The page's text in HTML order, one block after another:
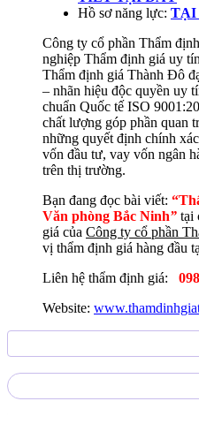
Hồ sơ năng lực: TẠI
Công ty cổ phần Thẩm
nghiệp Thẩm định giá uy
Thẩm định giá Thành Đô
– nhãn hiệu độc quyền uy
chuẩn Quốc tế ISO
chất lượng góp phần quan
những quyết định chính
vốn đầu tư, vay vốn ngân
trên thị trường.
Bạn đang đọc bài viết:
Văn phòng Bắc Ninh” tại
giá của Công ty cổ phần
vị thẩm định giá hàng đầu
Liên hệ thẩm định giá:
Website: